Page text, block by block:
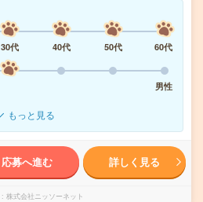
30代 40代 50代
60代
男性
もっと見る
応募へ進む 詳しく見る
株式会社ニッソーネット